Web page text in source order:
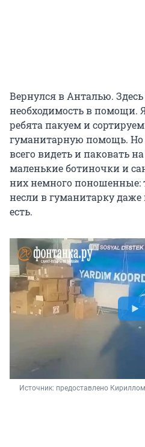
Вернулся в Анталью. Здесь
необходимость в помощи.
ребята пакуем и
гуманитарную помощь. Но
всего видеть и паковать
маленькие ботиночки и
них немного поношенные:
несли в гуманитарку даже
есть.
Источник: предоставлено Кириллом